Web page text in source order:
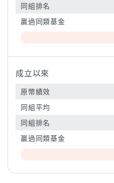
同組排名
贏過同類基金
成立以來
原幣績效
同組平均
同組排名
贏過同類基金